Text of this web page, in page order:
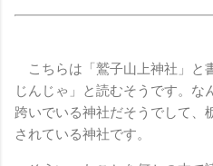
こちらは「鷲子山上神社」と
じんじゃ」と読むそうです。な
跨いでいる神社だそうでして、
されている神社です。